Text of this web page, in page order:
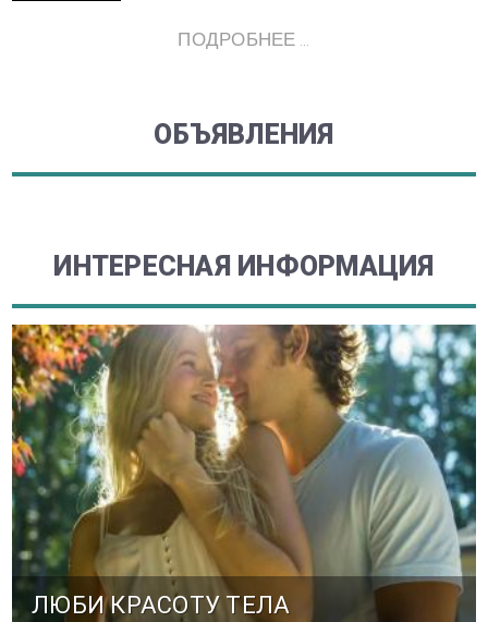
ПОДРОБНЕЕ ...
ОБЪЯВЛЕНИЯ
ИНТЕРЕСНАЯ ИНФОРМАЦИЯ
ЛЮБИ КРАСОТУ ТЕЛА